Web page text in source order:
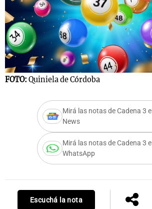
FOTO: Quiniela de Córdoba
Mirá las notas de Cadena 3
News
Mirá las notas de Cadena 3
WhatsApp
Escuchá la nota